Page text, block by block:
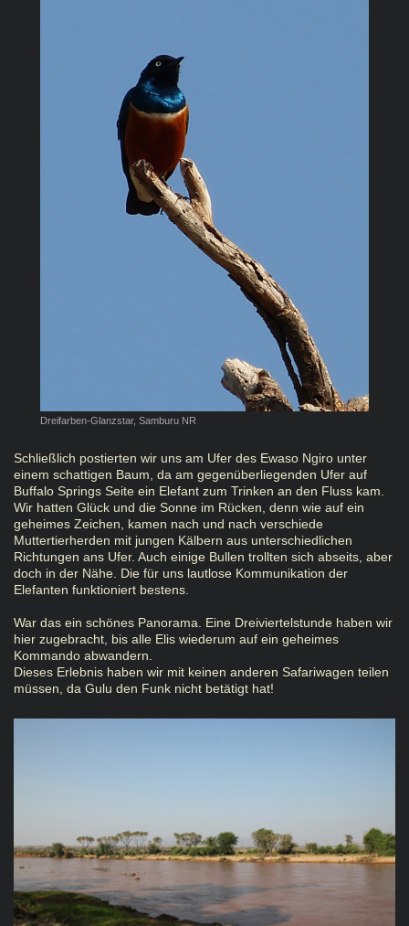
Dreifarben-Glanzstar, Samburu NR
Schließlich postierten wir uns am Ufer des Ewaso Ngiro unter
einem schattigen Baum, da am gegenüberliegenden Ufer auf
Buffalo Springs Seite ein Elefant zum Trinken an den Fluss kam.
Wir hatten Glück und die Sonne im Rücken, denn wie auf ein
geheimes Zeichen, kamen nach und nach verschiede
Muttertierherden mit jungen Kälbern aus unterschiedlichen
Richtungen ans Ufer. Auch einige Bullen trollten sich abseits, aber
doch in der Nähe. Die für uns lautlose Kommunikation der
Elefanten funktioniert bestens.
War das ein schönes Panorama. Eine Dreiviertelstunde haben wir
hier zugebracht, bis alle Elis wiederum auf ein geheimes
Kommando abwandern.
Dieses Erlebnis haben wir mit keinen anderen Safariwagen teilen
müssen, da Gulu den Funk nicht betätigt hat!